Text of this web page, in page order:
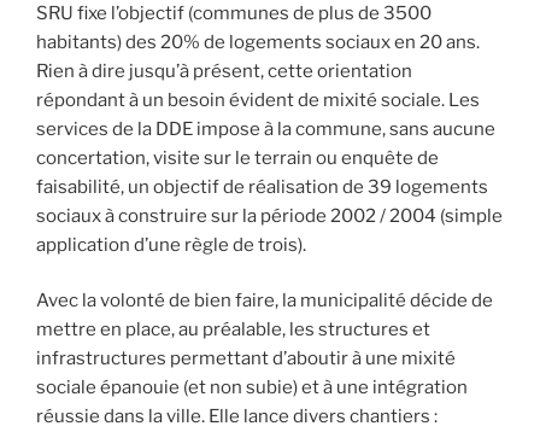
SRU fixe l’objectif (communes de plus de 3500
habitants) des 20% de logements sociaux en 20 ans.
Rien à dire jusqu’à présent, cette orientation
répondant à un besoin évident de mixité sociale. Les
services de la DDE impose à la commune, sans aucune
concertation, visite sur le terrain ou enquête de
faisabilité, un objectif de réalisation de 39 logements
sociaux à construire sur la période 2002 / 2004 (simple
application d’une règle de trois).
Avec la volonté de bien faire, la municipalité décide de
mettre en place, au préalable, les structures et
infrastructures permettant d’aboutir à une mixité
sociale épanouie (et non subie) et à une intégration
réussie dans la ville. Elle lance divers chantiers :